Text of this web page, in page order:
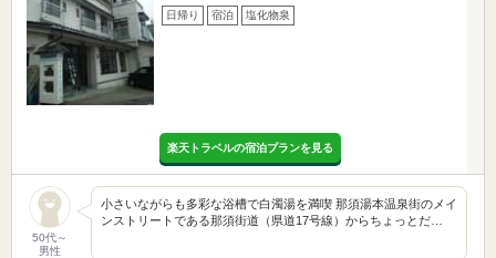
日帰り 宿泊 塩化物泉
楽天トラベルの宿泊プランを見る
50代～
男性
小さいながらも多彩な浴槽で白濁湯を満喫 那須湯本温泉街のメイ
ンストリートである那須街道（県道17号線）からちょっとだ…